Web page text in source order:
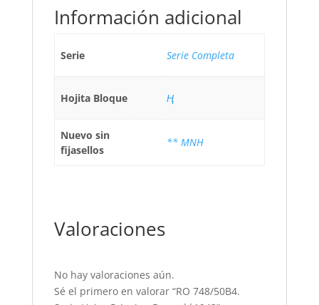
Información adicional
Serie Serie Completa
Hojita Bloque Ң
Nuevo sin
fijasellos
** MNH
Valoraciones
No hay valoraciones aún.
Sé el primero en valorar “RO 748/50B4.